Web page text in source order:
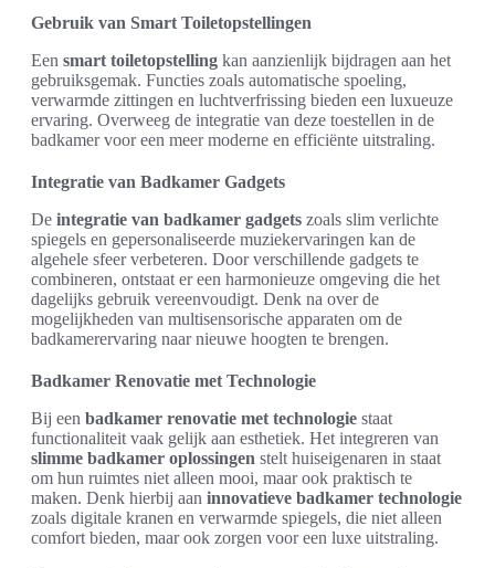
Gebruik van Smart Toiletopstellingen
Een smart toiletopstelling kan aanzienlijk bijdragen aan het
gebruiksgemak. Functies zoals automatische spoeling,
verwarmde zittingen en luchtverfrissing bieden een luxueuze
ervaring. Overweeg de integratie van deze toestellen in de
badkamer voor een meer moderne en efficiënte uitstraling.
Integratie van Badkamer Gadgets
De integratie van badkamer gadgets zoals slim verlichte
spiegels en gepersonaliseerde muziekervaringen kan de
algehele sfeer verbeteren. Door verschillende gadgets te
combineren, ontstaat er een harmonieuze omgeving die het
dagelijks gebruik vereenvoudigt. Denk na over de
mogelijkheden van multisensorische apparaten om de
badkamerervaring naar nieuwe hoogten te brengen.
Badkamer Renovatie met Technologie
Bij een badkamer renovatie met technologie staat
functionaliteit vaak gelijk aan esthetiek. Het integreren van
slimme badkamer oplossingen stelt huiseigenaren in staat
om hun ruimtes niet alleen mooi, maar ook praktisch te
maken. Denk hierbij aan innovatieve badkamer technologie
zoals digitale kranen en verwarmde spiegels, die niet alleen
comfort bieden, maar ook zorgen voor een luxe uitstraling.